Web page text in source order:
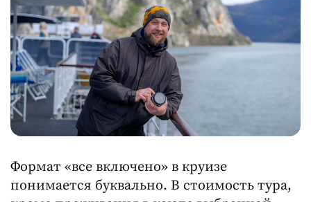
Формат «все включено» в круизе
понимается буквально. В стоимость тура,